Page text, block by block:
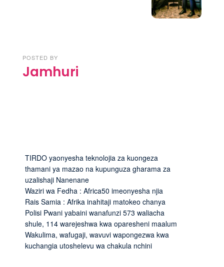
POSTED BY
Jamhuri
TIRDO yaonyesha teknolojia za kuongeza
thamani ya mazao na kupunguza gharama za
uzalishaji Nanenane
Waziri wa Fedha : Africa50 imeonyesha njia
Rais Samia : Afrika inahitaji matokeo chanya
Polisi Pwani yabaini wanafunzi 573 waliacha
shule, 114 warejeshwa kwa oparesheni maalum
Wakulima, wafugaji, wavuvi wapongezwa kwa
kuchangia utoshelevu wa chakula nchini